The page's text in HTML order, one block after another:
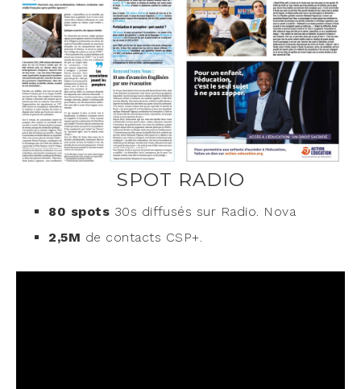
SPOT RADIO
80 spots 30s dif­fu­sés sur Radio. Nova
2,5M de contacts CSP+.